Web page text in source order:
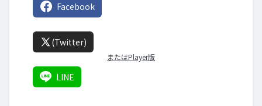
Facebook
(Twitter)
またはPlayer版
LINE